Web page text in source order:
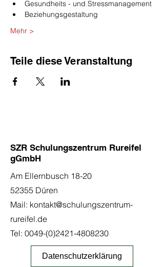
Gesundheits - und Stressmanagement
Beziehungsgestaltung
Mehr >
Teile diese Veranstaltung
SZR Schulungszentrum Rureifel
gGmbH
Am Ellernbusch 18-20
52355 Düren
Mail: kontakt@schulungszentrum-
rureifel.de
Tel: 0049-(0)2421-4808230
Datenschutzerklärung